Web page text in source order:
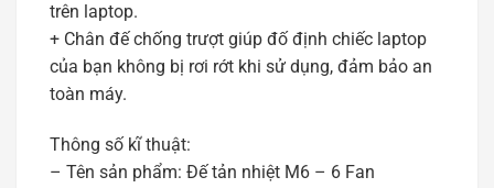
trên laptop.
+ Chân đế chống trượt giúp đố định chiếc laptop
của bạn không bị rơi rớt khi sử dụng, đảm bảo an
toàn máy.
Thông số kĩ thuật:
– Tên sản phẩm: Đế tản nhiệt M6 – 6 Fan